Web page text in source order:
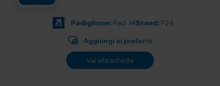
Padiglione: Pad. 14Stand: F24
Aggiungi ai preferiti
Vai alla scheda